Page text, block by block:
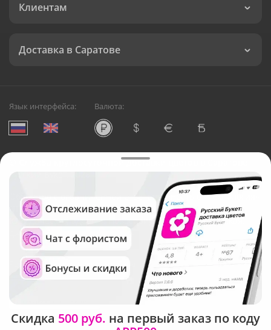
Клиентам
Доставка в Саратове
Язык интерфейса: Валюта:
Служба круглосуточной доставки цветов в Саратове
Русский Букет, 2026
Общество с ограниченной ответственностью «Технология»
ОГРН: 1195476081745, ИНН: 5410081997
Юридический адрес: г. Новосибирск, ул. Ипподромская,
д.42, оф. 3
Рейтинг Русского букета в г. Саратов
Скидка 500 руб. на первый заказ по коду